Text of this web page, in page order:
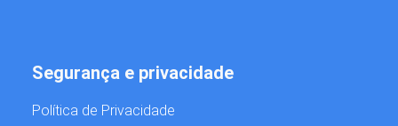
Segurança e privacidade
Política de Privacidade